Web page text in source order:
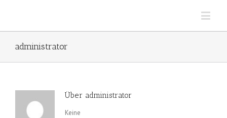
administrator
Über administrator
Keine